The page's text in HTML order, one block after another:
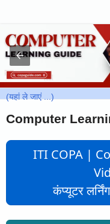
Computer
ITI COPA |
कंप्यूटर